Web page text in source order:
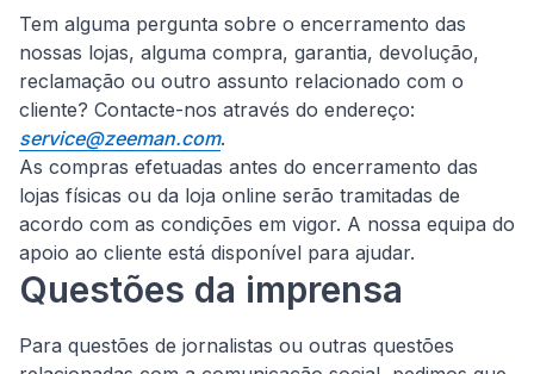
Tem alguma pergunta sobre o encerramento das
nossas lojas, alguma compra, garantia, devolução,
reclamação ou outro assunto relacionado com o
cliente? Contacte-nos através do endereço:
service@zeeman.com.
As compras efetuadas antes do encerramento das
lojas físicas ou da loja online serão tramitadas de
acordo com as condições em vigor. A nossa equipa do
apoio ao cliente está disponível para ajudar.
Questões da imprensa
Para questões de jornalistas ou outras questões